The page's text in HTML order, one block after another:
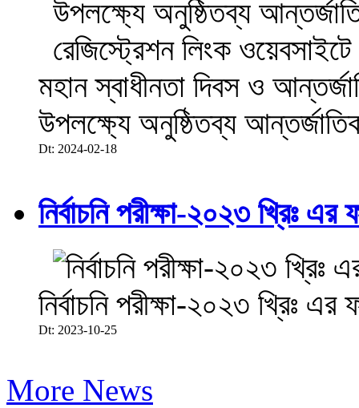
মহান স্বাধীনতা দিবস ও
উপলক্ষ্যে অনুষ্ঠিতব্য
Dt: 2024-02-18
নির্বাচনি পরীক্ষা-২০২৩ খ্রিঃ
নির্বাচনি পরীক্ষা-২০২৩ খ্রিঃ
Dt: 2023-10-25
More News